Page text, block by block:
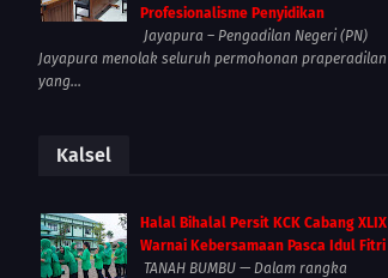
Profesionalisme Penyidikan
Jayapura – Pengadilan Negeri (PN)
Jayapura menolak seluruh permohonan praperadilan
yang...
Kalsel
Halal Bihalal Persit KCK Cabang XLIX
Warnai Kebersamaan Pasca Idul Fitri
TANAH BUMBU — Dalam rangka